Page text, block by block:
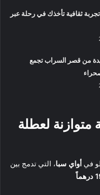
ثقافية تأخذك في رحلة عبر
من قصر السراب تجمع
متوازنة لعطلة
في أواي سبا، التي تدمج بين